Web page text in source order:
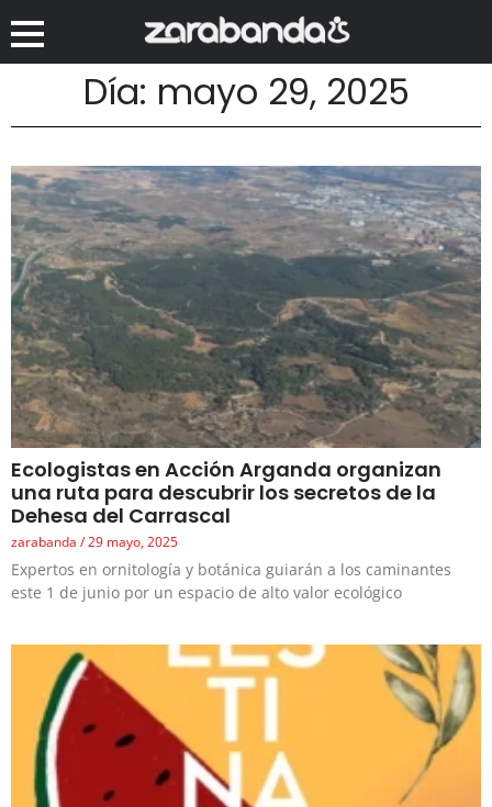
Día: mayo 29, 2025
Ecologistas en Acción Arganda organizan
una ruta para descubrir los secretos de la
Dehesa del Carrascal
zarabanda 29 mayo, 2025
Expertos en ornitología y botánica guiarán a los caminantes
este 1 de junio por un espacio de alto valor ecológico